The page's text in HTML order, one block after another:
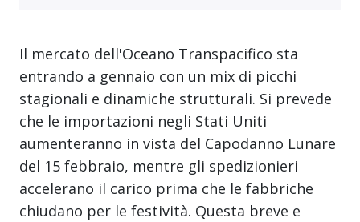
Il mercato dell'Oceano Transpacifico sta
entrando a gennaio con un mix di picchi
stagionali e dinamiche strutturali. Si prevede
che le importazioni negli Stati Uniti
aumenteranno in vista del Capodanno Lunare
del 15 febbraio, mentre gli spedizionieri
accelerano il carico prima che le fabbriche
chiudano per le festività. Questa breve e